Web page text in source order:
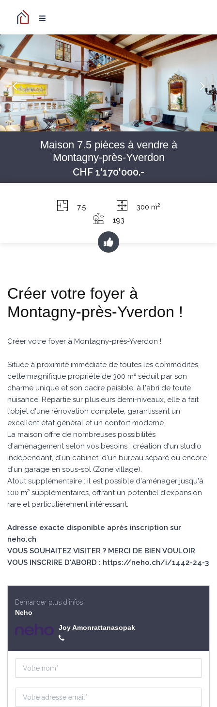
Maison 7.5 pièces à vendre à
Montagny-près-Yverdon
CHF 1'170'000.-
7.5 300 m2
193
Créer votre foyer à
Montagny-près-Yverdon !
Créer votre foyer à Montagny-près-Yverdon !
Située à proximité immédiate de toutes les commodités,
cette magnifique propriété de 300 m² séduit par son
charme unique et son cadre paisible, à l'abri de toute
nuisance. Répartie sur plusieurs demi-niveaux, elle a fait
l'objet d'une rénovation complète, garantissant un
excellent état général et un confort moderne.
La maison offre de nombreuses possibilités
d'aménagement selon vos besoins : création d'un studio
indépendant, d'un cabinet, d'un bureau séparé ou encore
d'un garage en sous-sol (Zone village).
Atout supplémentaire : il est possible d'aménager jusqu'à
100 m² supplémentaires, offrant un potentiel d'expansion
rare et particulièrement intéressant.
Adresse exacte disponible après inscription sur
neho.ch.
VOUS SOUHAITEZ VISITER ? MERCI DE BIEN VOULOIR
VOUS INSCRIRE D'ABORD : https://neho.ch/i/1442-24-3
Demander plus d'infos
Neho
Joy Amonrattanasopak